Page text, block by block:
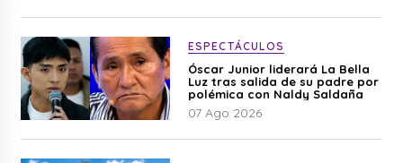
ESPECTÁCULOS
Óscar Junior liderará La Bella
Luz tras salida de su padre por
polémica con Naldy Saldaña
07 Ago 2026